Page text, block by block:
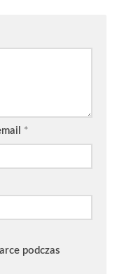
*
podczas